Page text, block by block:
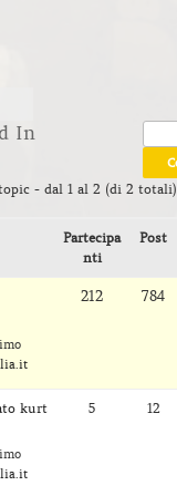
In
- dal 1 al 2 (di 2 totali)
Partecipa
nti
Post
212 784
kurt
5 12